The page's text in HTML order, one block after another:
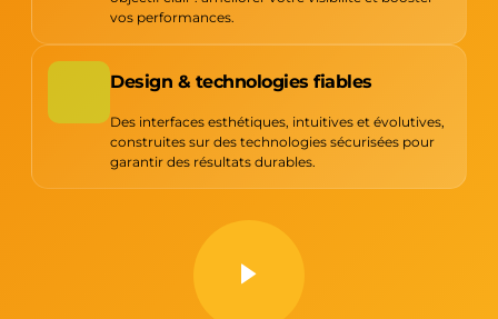
vos performances.
Design & technologies fiables
Des interfaces esthétiques, intuitives et évolutives,
construites sur des technologies sécurisées pour
garantir des résultats durables.